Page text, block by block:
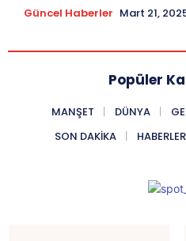
Güncel Haberler Mart 21,
Popüler
MANŞET DÜNYA
SON DAKIKA
HABERLER